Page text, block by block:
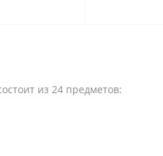
из 24 предметов: